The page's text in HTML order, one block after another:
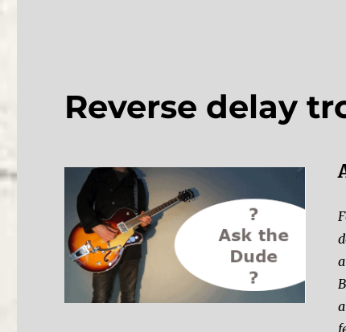
Reverse delay